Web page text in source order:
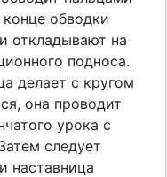
обводки
откладывают на
подноса.
делает с кругом
она проводит
урока с
следует
наставница